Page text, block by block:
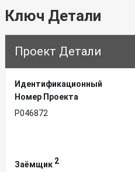
Ключ Детали
Проект Детали
Идентификационный
Hомер Проекта
P046872
Заёмщик 2